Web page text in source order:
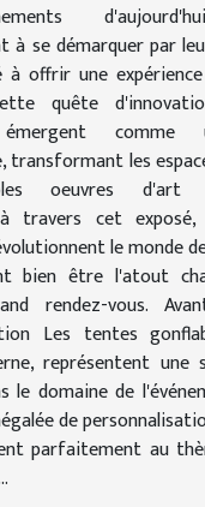
à se démarquer par
à offrir une
quête
émergent comme
transformant les
oeuvres d'art
travers cet
le monde
bien être l'atout
rendez-vous.
Les tentes
représentent une
le domaine de
de
parfaitement au